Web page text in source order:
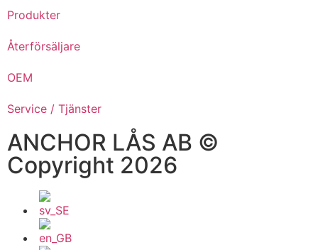
Produkter
Återförsäljare
OEM
Service / Tjänster
ANCHOR LÅS AB ©
Copyright 2026